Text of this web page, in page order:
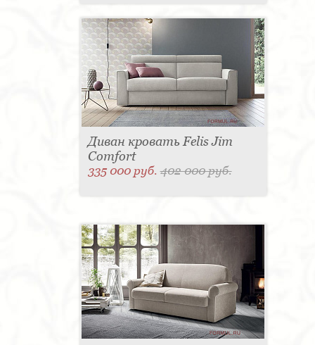
Диван кровать Felis Jim
Comfort
335 000 руб.402 000 руб.